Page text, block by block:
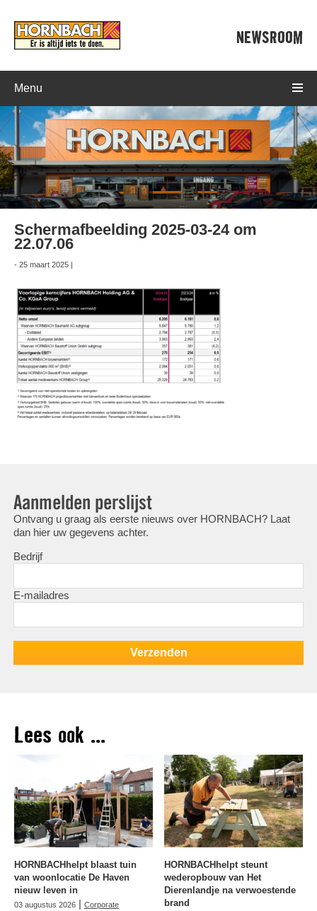
NEWSROOM
Menu
Scherm­afbeelding 2025-03-24 om
22.07.06
- 25 maart 2025 |
Aanmelden perslijst
Ontvang u graag als eerste nieuws over HORNBACH? Laat
dan hier uw gegevens achter.
Bedrijf
E-mailadres
Lees ook ...
HORNBACHhelpt blaast tuin
van woonlocatie De Haven
nieuw leven in
03 augustus 2026 | Corporate
HORNBACHhelpt steunt
wederopbouw van Het
Dierenlandje na verwoestende
brand